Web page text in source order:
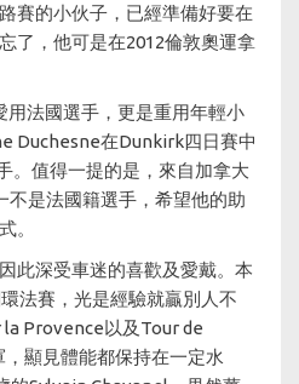
賽的小伙子，已經準備好要在
了，他可是在2012倫敦奧運拿
法國選手，更是重用年輕小
Duchesne在Dunkirk四日賽中
。值得一提的是，來自加拿大
不是法國籍選手，希望他的助
。
此深受車迷的喜歡及愛戴。本
法賽，光是經驗就贏別人不
Provence以及Tour de
顯見體能都保持在一定水